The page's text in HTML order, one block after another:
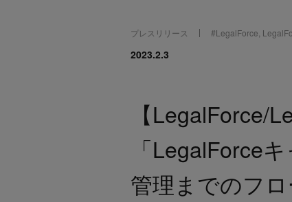
プレスリリース #LegalForce
2023.2.3
【LegalForce/
「LegalForce
管理までのフロ